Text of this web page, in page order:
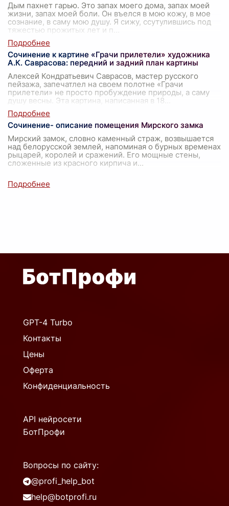
Дым пахнет гарью. Это запах моего дома, запах моей
жизни, запах моей боли. Он въелся в мою кожу, в мое
сознание, в саму мою душу. Я сижу, ссутулившись под
тяжестью прожитых лет и п
Сочинение к картине «Грачи прилетели» художника
А.К. Саврасова: передний и задний план картины
Алексей Кондратьевич Саврасов, мастер русского
пейзажа, запечатлел на своем полотне «Грачи
прилетели» не просто пробуждение природы, а саму
душу весны. Эта картина, написанная в 18
Сочинение- описание помещения Мирского замка
Мирский замок, словно каменный страж, возвышается
над белорусской землей, напоминая о бурных временах
рыцарей, королей и сражений. Его мощные стены,
сложенные из красного кирпича и...
GPT-4 Turbo
Контакты
Цены
Оферта
Конфиденциальность
API нейросети
БотПрофи
Вопросы по сайту:
@profi_help_bot
help@botprofi.ru